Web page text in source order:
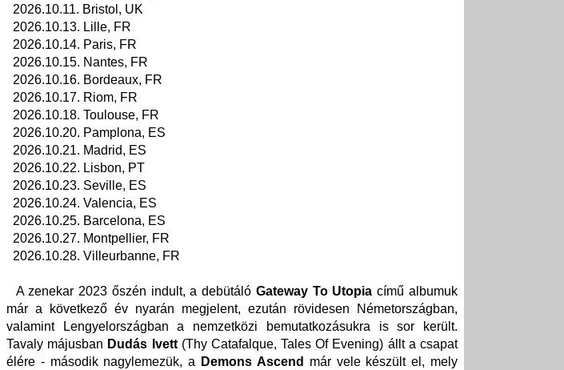
2026.10.11. Bristol, UK
2026.10.13. Lille, FR
2026.10.14. Paris, FR
2026.10.15. Nantes, FR
2026.10.16. Bordeaux, FR
2026.10.17. Riom, FR
2026.10.18. Toulouse, FR
2026.10.20. Pamplona, ES
2026.10.21. Madrid, ES
2026.10.22. Lisbon, PT
2026.10.23. Seville, ES
2026.10.24. Valencia, ES
2026.10.25. Barcelona, ES
2026.10.27. Montpellier, FR
2026.10.28. Villeurbanne, FR
A zenekar 2023 őszén indult, a debütáló Gateway To Utopia című albumuk
már a következő év nyarán megjelent, ezután rövidesen Németországban,
valamint Lengyelországban a nemzetközi bemutatkozásukra is sor került.
Tavaly májusban Dudás Ivett(Thy Catafalque, Tales Of Evening) állt a csapat
élére - második nagylemezük, a
Demons Ascend
már vele készült el, mely